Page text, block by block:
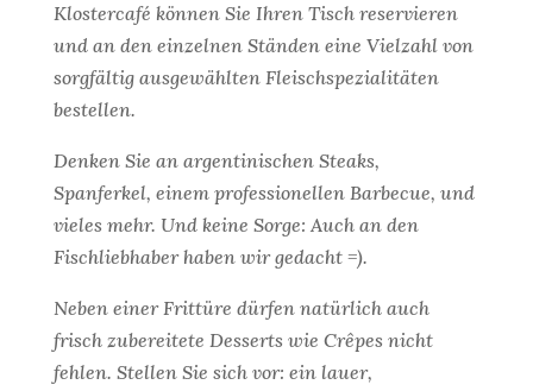
Klostercafé können Sie Ihren Tisch reservieren
und an den einzelnen Ständen eine Vielzahl von
sorgfältig ausgewählten Fleischspezialitäten
bestellen.
Denken Sie an argentinischen Steaks,
Spanferkel, einem professionellen Barbecue, und
vieles mehr. Und keine Sorge: Auch an den
Fischliebhaber haben wir gedacht =).
Neben einer Frittüre dürfen natürlich auch
frisch zubereitete Desserts wie Crêpes nicht
fehlen. Stellen Sie sich vor: ein lauer,